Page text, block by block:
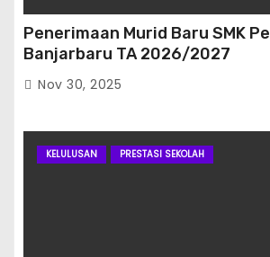
Penerimaan Murid Baru SMK
Banjarbaru TA 2026/2027
Nov 30, 2025
KELULUSAN PRESTASI SEKOLAH